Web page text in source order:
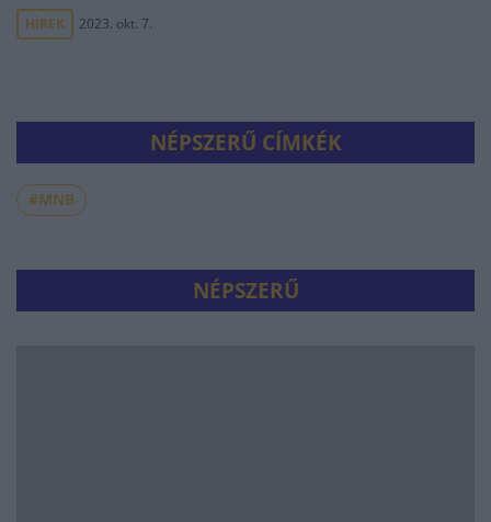
HÍREK 2023. okt. 7.
NÉPSZERŰ CÍMKÉK
#MNB
NÉPSZERŰ